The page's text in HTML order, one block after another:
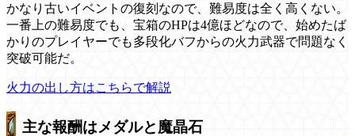
かなり古いイベントの復刻なので、難易度は全く高くない。
一番上の難易度でも、宝箱のHPは4億ほどなので、始めたば
かりのプレイヤーでも多段化バフからの火力武器で問題なく
突破可能だ。
火力の出し方はこちらで解説
主な報酬はメダルと魔晶石